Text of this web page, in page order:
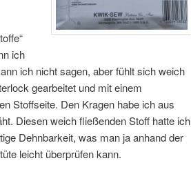
ich
ich nicht sagen, aber fühlt sich weich
gearbeitet und mit einem
Stoffseite. Den Kragen habe ich aus
Diesen weich fließenden Stoff hatte ich
Dehnbarkeit, was man ja anhand der
leicht überprüfen kann.